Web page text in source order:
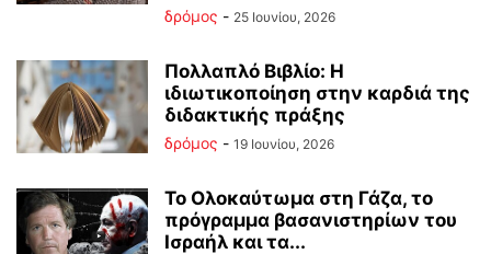
δρόμος - 25 Ιουνίου, 2026
Πολλαπλό Βιβλίο: Η
ιδιωτικοποίηση στην καρδιά της
διδακτικής πράξης
δρόμος - 19 Ιουνίου, 2026
Το Ολοκαύτωμα στη Γάζα, το
πρόγραμμα βασανιστηρίων του
Ισραήλ και τα...